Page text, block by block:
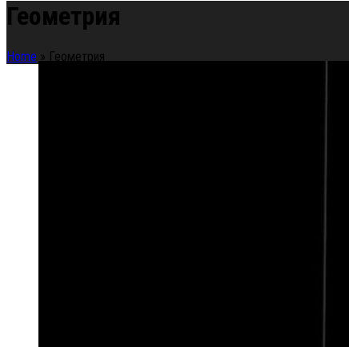
Геометрия
Home » Геометрия